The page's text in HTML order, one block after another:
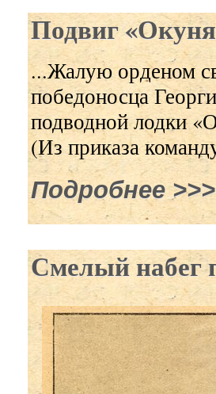
Подвиг
...Жалую орденом
победоносца
подводной лодки
(Из приказа
Подробнее о
Смелый набег